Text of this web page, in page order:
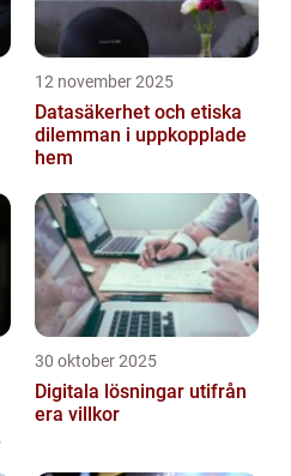
12 november 2025
Datasäkerhet och etiska
dilemman i uppkopplade
hem
30 oktober 2025
Digitala lösningar utifrån
era villkor